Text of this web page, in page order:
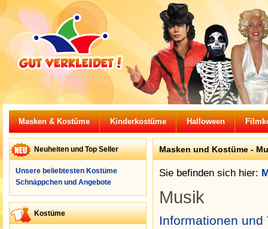
Masken & Kostüme Kinderkostüme Halloween
Neuheiten und Top Seller
Unsere beliebtesten Kostüme
Schnäppchen und Angebote
Kostüme
Masken und Kostüme -
Sie befinden sich hier:
Musik
Informationen und